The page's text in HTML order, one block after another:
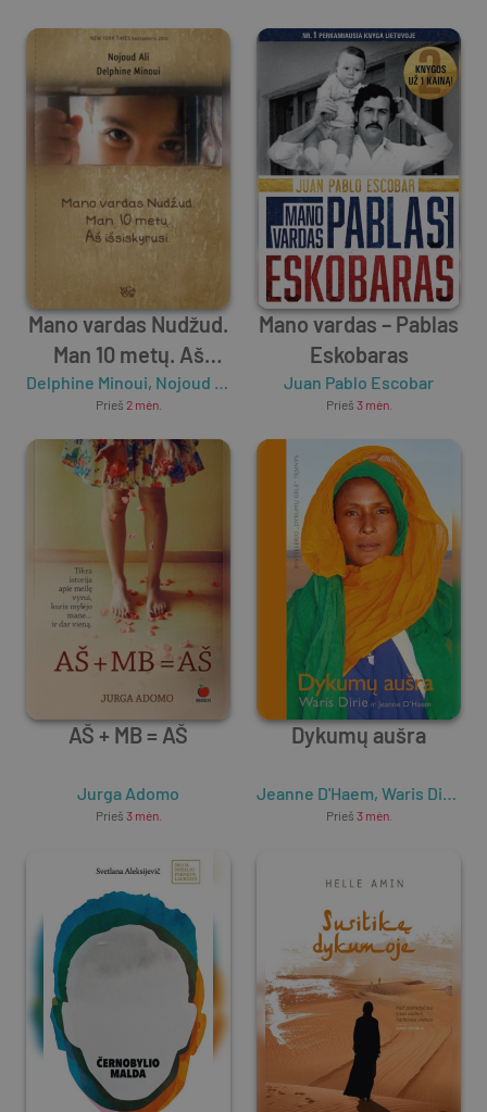
Mano vardas Nudžud.
Man 10 metų. Aš
išsiskyrusi
Delphine Minoui, Nojoud Ali
Prieš 2 mėn.
Mano vardas – Pablas
Eskobaras
Juan Pablo Escobar
Prieš 3 mėn.
AŠ + MB = AŠ
Jurga Adomo
Prieš 3 mėn.
Dykumų aušra
Jeanne D'Haem, Waris Dirie
Prieš 3 mėn.